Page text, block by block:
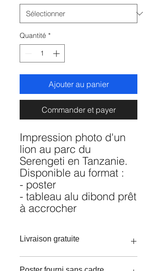
Quantité *
Ajouter au panier
Commander et payer
Impression photo d'un
lion au parc du
Serengeti en Tanzanie.
Disponible au format :
- poster
- tableau alu dibond prêt
à accrocher
Livraison gratuite